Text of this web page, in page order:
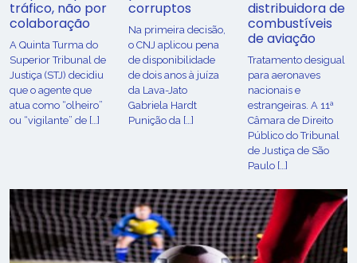
tráfico, não por
colaboração
A Quinta Turma do
Superior Tribunal de
Justiça (STJ) decidiu
que o agente que
atua como “olheiro”
ou “vigilante” de […]
corruptos
Na primeira decisão,
o CNJ aplicou pena
de disponibilidade
de dois anos à juíza
da Lava-Jato
Gabriela Hardt
Punição da […]
distribuidora de
combustíveis
de aviação
Tratamento desigual
para aeronaves
nacionais e
estrangeiras. A 11ª
Câmara de Direito
Público do Tribunal
de Justiça de São
Paulo […]